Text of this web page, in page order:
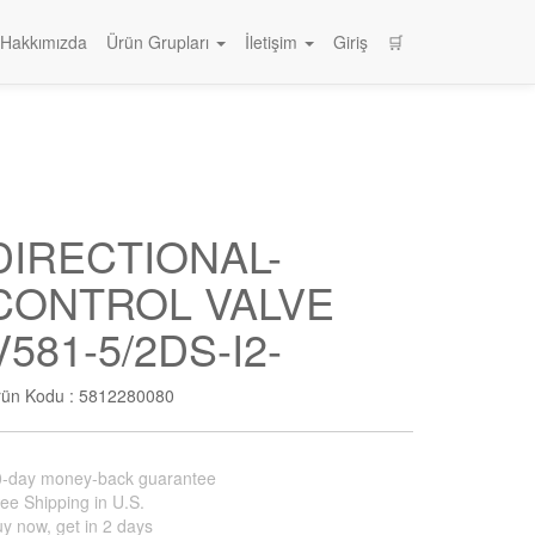
Hakkımızda Ürün Grupları İletişim Giriş 🛒
VALVE
5/2DS-I2-
Kodu : 5812280080
day money-back guarantee
Shipping in U.S.
now, get in 2 days